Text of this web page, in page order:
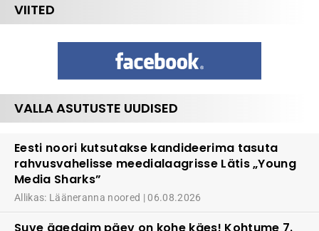
VIITED
VALLA ASUTUSTE UUDISED
Eesti noori kutsutakse kandideerima tasuta
rahvusvahelisse meedialaagrisse Lätis „Young
Media Sharks”
Allikas: Lääneranna noored 06.08.2026
Suve ägedaim päev on kohe käes! Kohtume 7.